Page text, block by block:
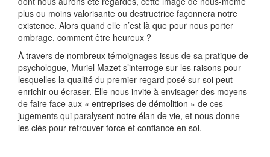
plus ou moins valorisante ou destructrice façonnera notre
existence. Alors quand elle n’est là que pour nous porter
ombrage, comment être heureux ?
À travers de nombreux témoignages issus de sa pratique de
psychologue, Muriel Mazet s’interroge sur les raisons pour
lesquelles la qualité du premier regard posé sur soi peut
enrichir ou écraser. Elle nous invite à envisager des moyens
de faire face aux « entreprises de démolition » de ces
jugements qui paralysent notre élan de vie, et nous donne
les clés pour retrouver force et confiance en soi.